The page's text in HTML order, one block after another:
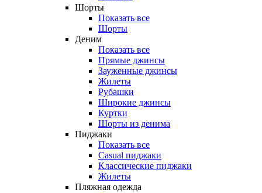
Шорты
Показать все
Шорты
Деним
Показать все
Прямые джинсы
Зауженные джинсы
Жилеты
Рубашки
Широкие джинсы
Куртки
Шорты из денима
Пиджаки
Показать все
Casual пиджаки
Классические пиджаки
Жилеты
Пляжная одежда